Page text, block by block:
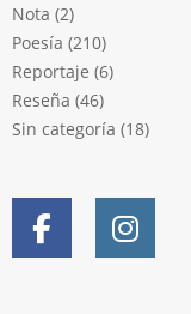
Nota (2)
Poesía (210)
Reportaje (6)
Reseña (46)
Sin categoría (18)